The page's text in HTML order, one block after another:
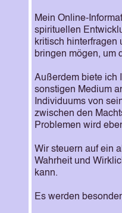
Mein Online-
spirituellen
kritisch hinterfragen
bringen mögen, um
Außerdem biete ich
sonstigen Medium
Individuums von
zwischen den
Problemen wird
Wir steuern auf ein
Wahrheit und
kann.
Es werden